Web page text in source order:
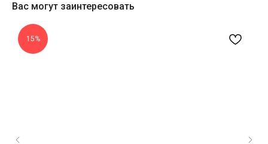
Вас могут заинтересовать
15%